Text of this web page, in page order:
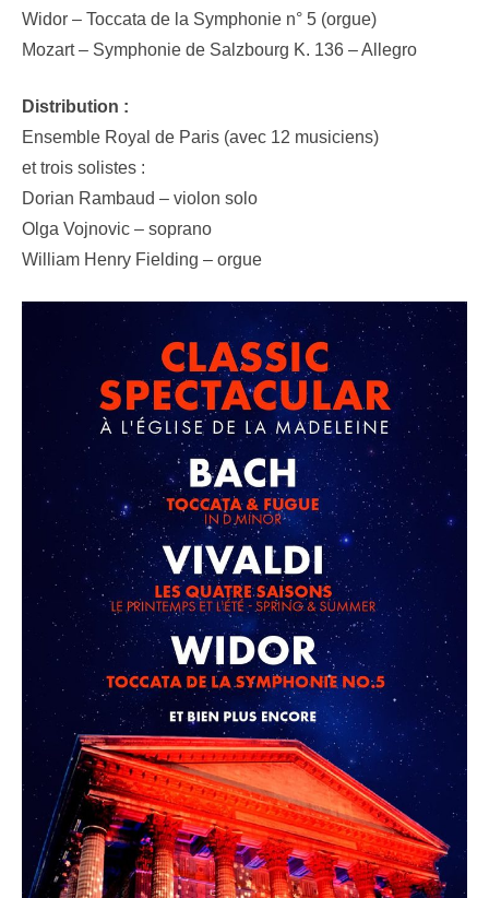
Widor – Toccata de la Symphonie n° 5 (orgue)
Mozart – Symphonie de Salzbourg K. 136 – Allegro
Distribution :
Ensemble Royal de Paris (avec 12 musiciens)
et trois solistes :
Dorian Rambaud – violon solo
Olga Vojnovic – soprano
William Henry Fielding – orgue